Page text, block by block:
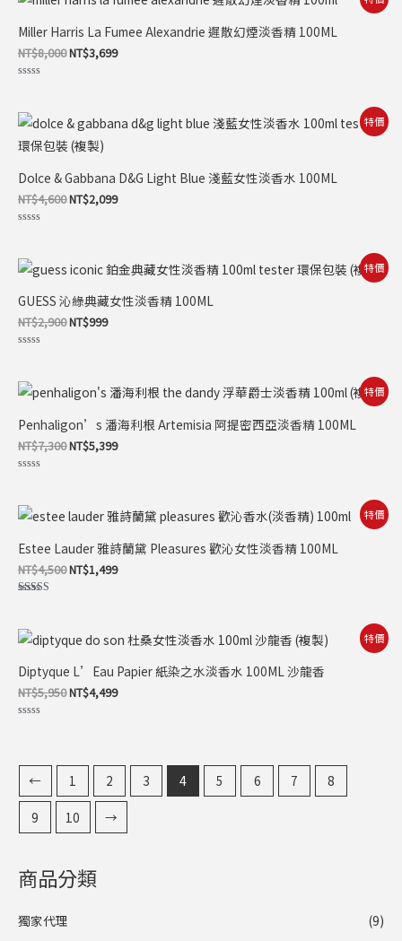
商品分類
獨家代理
(9)
Miller Harris La Fumee Alexandrie 遲散幻煙淡香精 100ML
NT$8,000
始
價
格：
NT$8,000。
NT$3,699
前
格：
NT$3,699。
滿
分
特價
Dolce & Gabbana D&G Light Blue 淺藍女性淡香水 100ML
NT$4,600
原
始
價
NT$4,600。
NT$2,099
目
前
NT$2,099。
滿
分
特價
GUESS 沁綠典藏女性淡香精 100ML
NT$2,900
原
始
價
格：
NT$2,900。
NT$999
目
前
價
格：
NT$999。
滿
分
特價
Penhaligon’s 潘海利根 Artemisia 阿提密西亞淡香精 100ML
NT$7,300
原
始
格：
NT$7,300。
NT$5,399
目
前
價
格：
NT$5,399。
滿
分
特價
Estee Lauder 雅詩蘭黛 Pleasures 歡沁女性淡香精 100ML
NT$4,500
原
始
格：
NT$4,500。
NT$1,499
目
前
價
格：
NT$1,499。
特價
Diptyque L’Eau Papier 紙染之水淡香水 100ML 沙龍香
NT$5,950
原
始
價
格：
NT$5,950。
NT$4,499
目
前
價
格：
NT$4,499。
分
← 1 2 3 4 5 6 7 8
9 10 →